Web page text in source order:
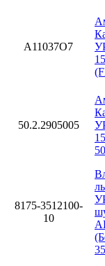
A11037O7
50.2.2905005
8175-3512100-
10